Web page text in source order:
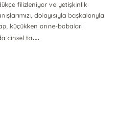
filizleniyor ve yetişkinlik
dolayısıyla başkalarıyla
küçükken anne-babaları
cinsel ta...